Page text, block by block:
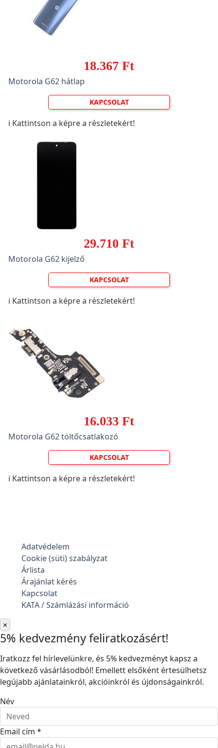
18.367 Ft
Motorola G62 hátlap
KAPCSOLAT
ℹ️ Kattintson a képre a részletekért!
29.710 Ft
Motorola G62 kijelző
KAPCSOLAT
ℹ️ Kattintson a képre a részletekért!
16.033 Ft
Motorola G62 töltőcsatlakozó
KAPCSOLAT
ℹ️ Kattintson a képre a részletekért!
Adatvédelem
Cookie (süti) szabályzat
Árlista
Árajánlat kérés
Kapcsolat
KATA / Számlázási információ
×
5% kedvezmény feliratkozásért!
Iratkozz fel hírlevelünkre, és 5% kedvezményt kapsz a
következő vásárlásodból! Emellett elsőként értesülhetsz
legújabb ajánlatainkról, akcióinkról és újdonságainkról.
Név
Email cím *